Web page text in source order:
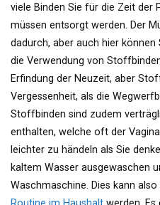
viele Binden Sie für die Zeit der
müssen entsorgt werden. Der
dadurch, aber auch hier können
die Verwendung von
Erfindung der Neuzeit, aber
Vergessenheit, als die
Stoffbinden sind zudem
enthalten, welche oft der
leichter zu händeln als Sie
kaltem Wasser ausgewaschen
Waschmaschine. Dies kann